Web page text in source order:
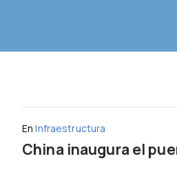
En Infraestructura
China inaugura el